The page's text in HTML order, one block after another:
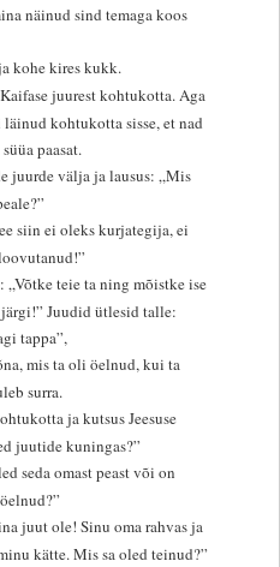
näinud sind temaga koos
kohe kires kukk.
juurest kohtukotta. Aga
kohtukotta sisse, et nad
paasat.
juurde välja ja lausus: „Mis
siin ei oleks kurjategija, ei
„Võtke teie ta ning mõistke ise
Juudid ütlesid talle:
tappa”,
mis ta oli öelnud, kui ta
surra.
ja kutsus Jeesuse
juutide kuningas?”
seda omast peast või on
juut ole! Sinu oma rahvas ja
kätte. Mis sa oled teinud?”